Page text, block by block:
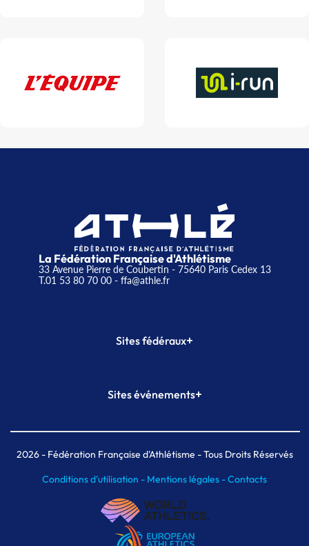
La Fédération Française d'Athlétisme
33 Avenue Pierre de Coubertin - 75640 Paris Cedex 13
T.01 53 80 70 00- ffa@athle.fr
Sites fédéraux+
Plateforme Formation
Sites événements+
Meeting de Paris indoor
MAIF Ekiden de Paris
2026- Fédération Française d'Athlétisme - Tous Droits Réservés
Conditions d'utilisation - Mentions légales -Contacts